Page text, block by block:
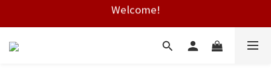
Free shipping on HK orders over $2000
Welcome!
Free shipping on HK orders over $2000